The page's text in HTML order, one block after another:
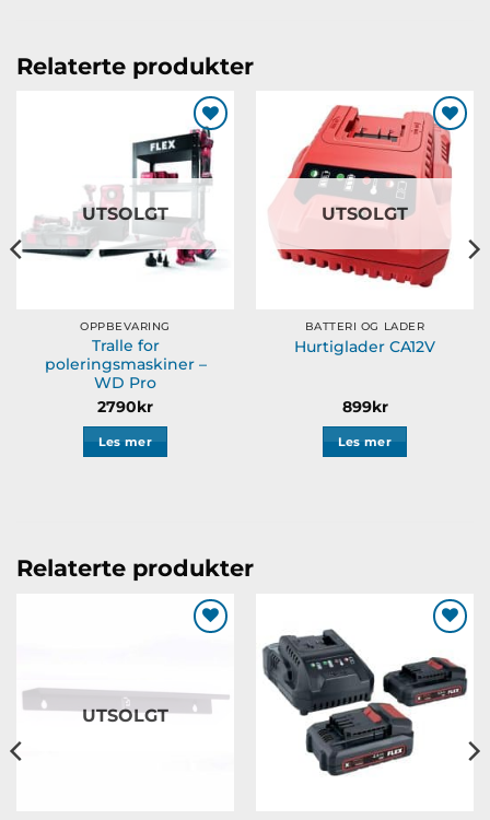
Relaterte produkter
Legg til
ønskeliste
UTSOLGT
OPPBEVARING
Tralle for
poleringsmaskiner –
WD Pro
2790kr
Les mer
Legg til
ønskeliste
UTSOLGT
BATTERI OG LADER
Hurtiglader CA12V
899kr
Les mer
Relaterte produkter
UTSOLGT
ønskeliste